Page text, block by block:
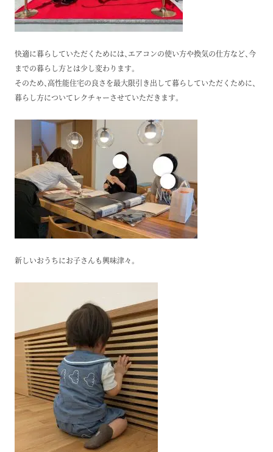
快適に暮らしていただくためには、エアコンの使い方や換気の仕方など、今
までの暮らし方とは少し変わります。
そのため、高性能住宅の良さを最大限引き出して暮らしていただくために、
暮らし方についてレクチャーさせていただきます。
新しいおうちにお子さんも興味津々。